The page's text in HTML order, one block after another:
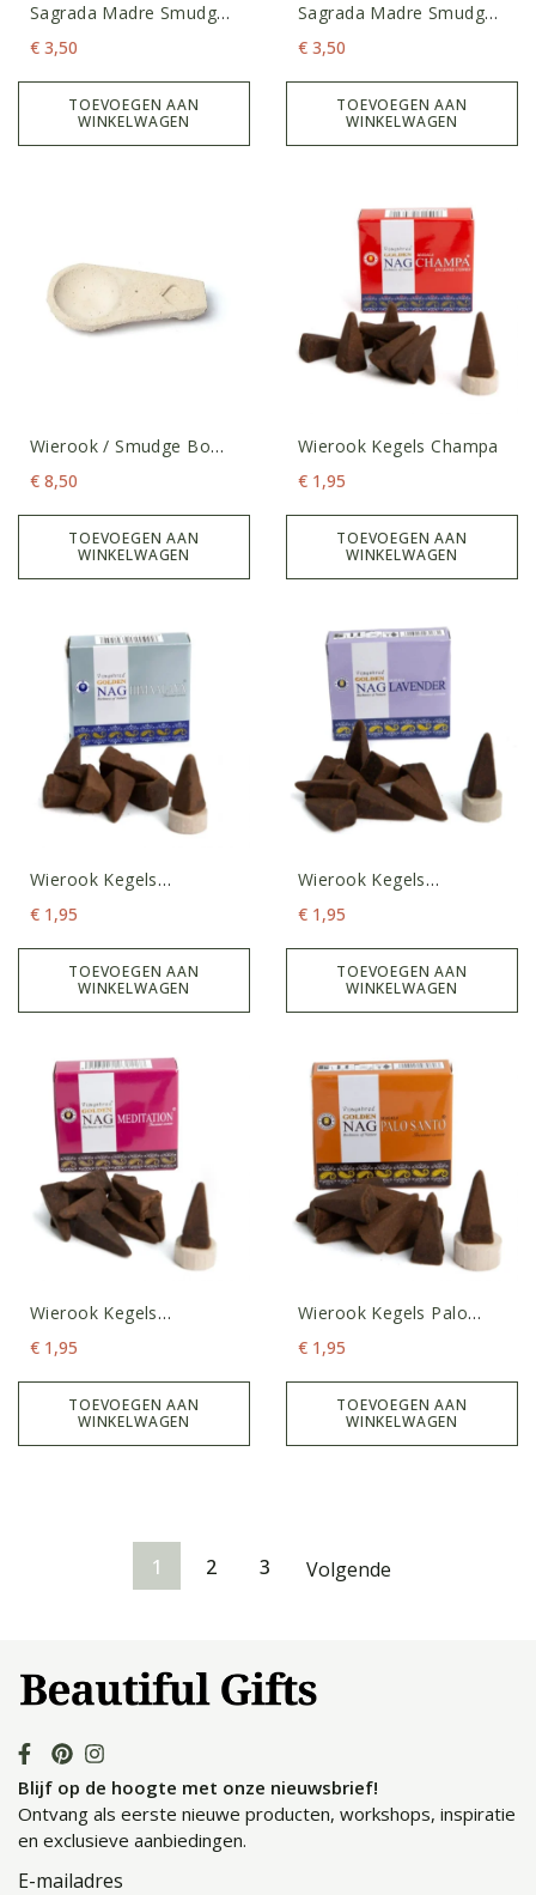
Sagrada Madre Smudge
Bombs- Palo Santo
€ 3,50
TOEVOEGEN AAN
WINKELWAGEN
Sagrada Madre Smudge
Bombs- Welvaart
Aantrekken
€ 3,50
TOEVOEGEN AAN
WINKELWAGEN
Wierook / Smudge Bomb
Houder Sagrada Madre
€ 8,50
TOEVOEGEN AAN
WINKELWAGEN
Wierook Kegels Champa
€ 1,95
TOEVOEGEN AAN
WINKELWAGEN
Wierook Kegels
Himalaya
€ 1,95
TOEVOEGEN AAN
WINKELWAGEN
Wierook Kegels
Lavender
€ 1,95
TOEVOEGEN AAN
WINKELWAGEN
Wierook Kegels
Meditation
€ 1,95
TOEVOEGEN AAN
WINKELWAGEN
Wierook Kegels Palo
Santo
€ 1,95
TOEVOEGEN AAN
WINKELWAGEN
1 2 3 Volgende
Blijf op de hoogte met onze nieuwsbrief!
Ontvang als eerste nieuwe producten, workshops, inspiratie
en exclusieve aanbiedingen.
E-mailadres